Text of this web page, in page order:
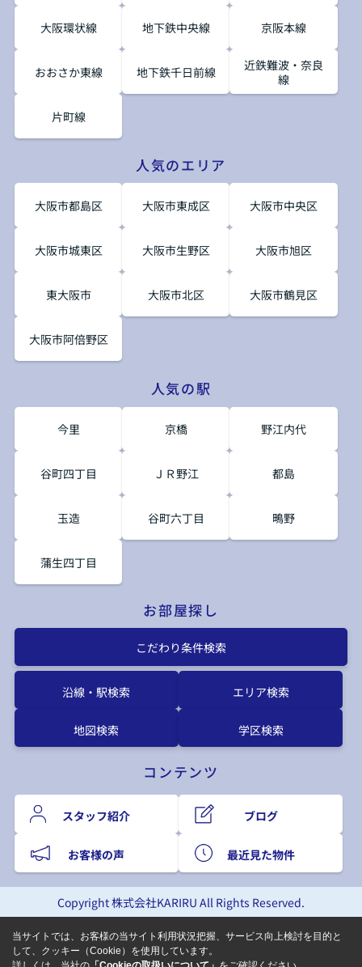
大阪環状線 地下鉄中央線 京阪本線
おおさか東線 地下鉄千日前線
近鉄難波・奈良
線
片町線
人気のエリア
大阪市都島区 大阪市東成区 大阪市中央区
大阪市城東区 大阪市生野区 大阪市旭区
東大阪市 大阪市北区 大阪市鶴見区
大阪市阿倍野区
人気の駅
今里 京橋 野江内代
谷町四丁目 ＪＲ野江 都島
玉造 谷町六丁目 鴫野
蒲生四丁目
お部屋探し
こだわり条件検索
沿線・駅検索 エリア検索
地図検索 学区検索
コンテンツ
スタッフ紹介 ブログ
お客様の声 最近見た物件
Copyright 株式会社KARIRU All Rights Reserved.
当サイトでは、お客様の当サイト利用状況把握、サービス向上検討を目的と
して、クッキー（Cookie）を使用しています。